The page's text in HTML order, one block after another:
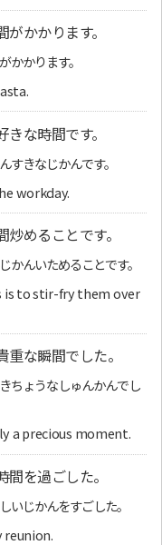
かかります。
かかります。
な時間です。
すきなじかんです。
workday.
めることです。
かんいためることです。
to stir-fry them over
な瞬間でした。
ちょうなしゅんかんでし
a precious moment.
を過ごした。
いじかんをすごした。